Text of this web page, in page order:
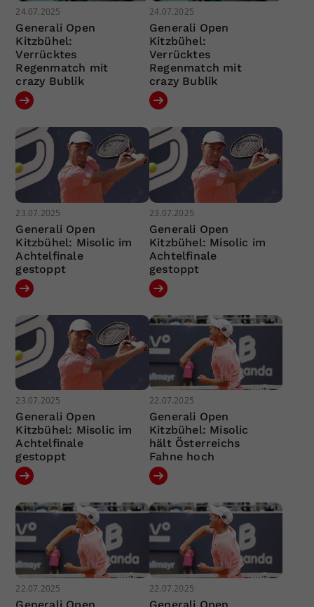
24.07.2025
Generali Open
Kitzbühel:
Verrücktes
Regenmatch mit
crazy Bublik
24.07.2025
Generali Open
Kitzbühel:
Verrücktes
Regenmatch mit
crazy Bublik
23.07.2025
Generali Open
Kitzbühel: Misolic im
Achtelfinale
gestoppt
23.07.2025
Generali Open
Kitzbühel: Misolic im
Achtelfinale
gestoppt
23.07.2025
Generali Open
Kitzbühel: Misolic im
Achtelfinale
gestoppt
22.07.2025
Generali Open
Kitzbühel: Misolic
hält Österreichs
Fahne hoch
22.07.2025
Generali Open
22.07.2025
Generali Open